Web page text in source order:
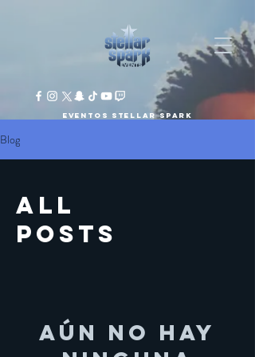
Eventos Stellar Spark
Blog
All
Posts
Aún no hay